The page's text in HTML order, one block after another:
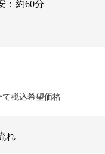
：約60分
税込希望価格
れ